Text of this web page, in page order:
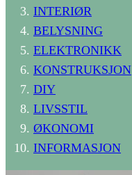
INTERIØR
BELYSNING
ELEKTRONIKK
KONSTRUKSJON
DIY
LIVSSTIL
ØKONOMI
INFORMASJON